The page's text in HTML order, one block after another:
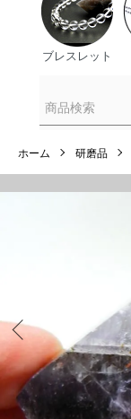
ブレスレット
ホーム 研磨品